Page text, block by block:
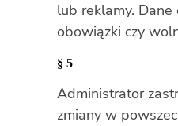
lub reklamy.
obowiązki czy
§ 5
Administrator
zmiany w